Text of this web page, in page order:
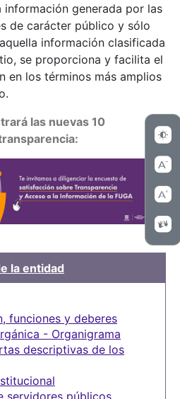
información generada por las
de carácter público y sólo
información clasificada
se proporciona y facilita el
en los términos más amplios
las nuevas 10
la entidad
funciones y deberes
- Organigrama
descriptivas de los
servidores públicos,